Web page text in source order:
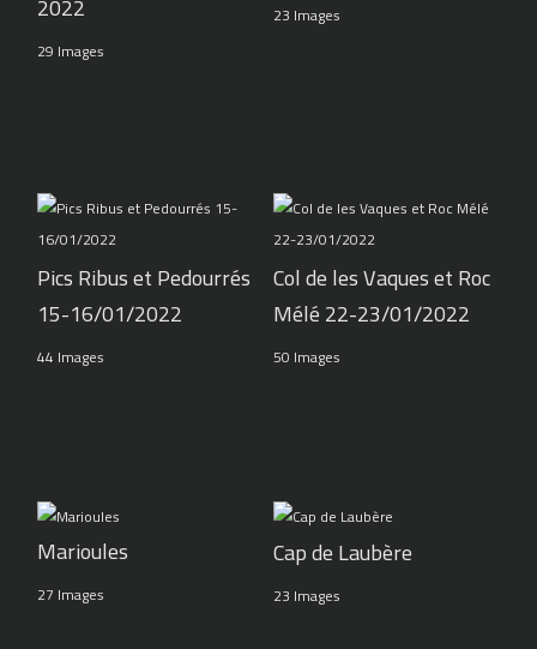
29 Images
23 Images
Pics Ribus et Pedourrés
15-16/01/2022
44 Images
Col de les Vaques et Roc
Mélé 22-23/01/2022
50 Images
Marioules
27 Images
Cap de Laubère
23 Images